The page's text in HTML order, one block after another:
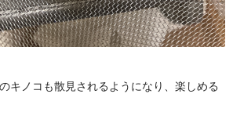
キノコも散見されるようになり、楽しめる